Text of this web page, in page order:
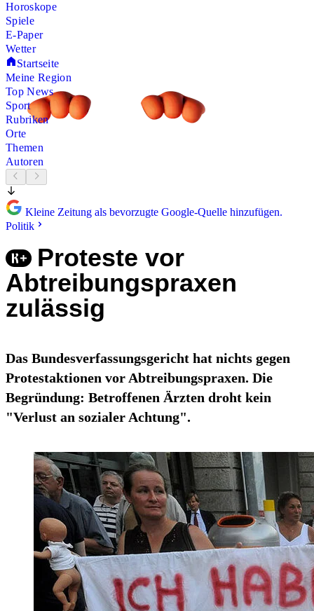
Horoskope
Spiele
E-Paper
Wetter
Startseite
Meine Region
Top News
Sport
Rubriken
Orte
Themen
Autoren
Kleine Zeitung als bevorzugte Google-Quelle hinzufügen.
Politik
Proteste vor
Abtreibungspraxen
zulässig
Das Bundesverfassungsgericht hat nichts gegen
Protestaktionen vor Abtreibungspraxen. Die
Begründung: Betroffenen Ärzten droht kein
"Verlust an sozialer Achtung".